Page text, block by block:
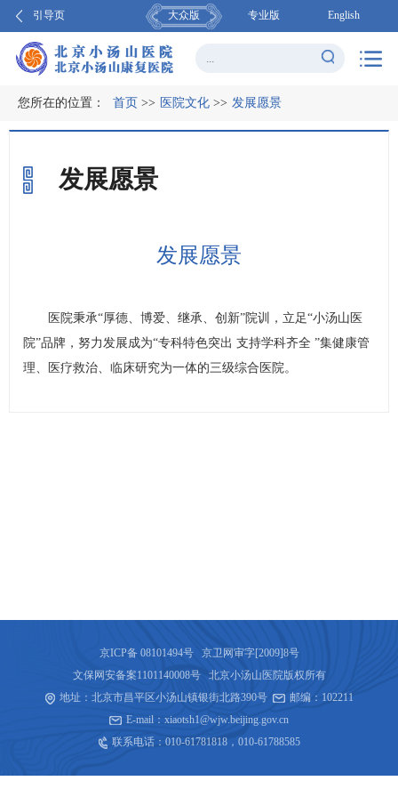
引导页 大众版 专业版 English
您所在的位置： 首页 >> 医院文化 >> 发展愿景
发展愿景
发展愿景
医院秉承“厚德、博爱、继承、创新”院训，立足“小汤山医
院”品牌，努力发展成为“专科特色突出 支持学科齐全 ”集健康管
理、医疗救治、临床研究为一体的三级综合医院。
京ICP备 08101494号 京卫网审字[2009]8号
文保网安备案1101140008号 北京小汤山医院版权所有
地址：北京市昌平区小汤山镇银街北路390号
邮编：102211
E-mail：xiaotsh1@wjw.beijing.gov.cn
联系电话： 010-61781818， 010-61788585